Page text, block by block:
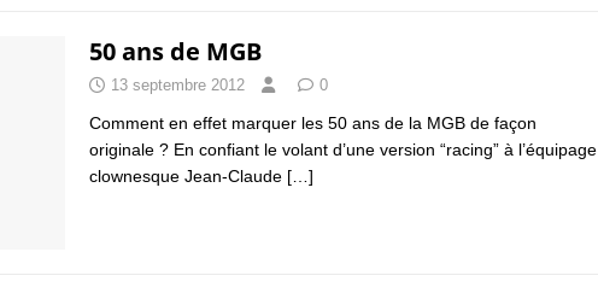
50 ans de MGB
13 septembre 2012 0
Comment en effet marquer les 50 ans de la MGB de façon
originale ? En confiant le volant d’une version “racing” à l’équipage
clownesque Jean-Claude […]